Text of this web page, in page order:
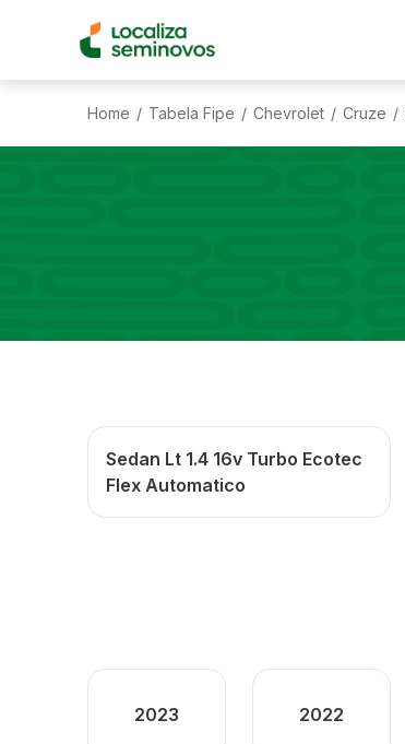
Home / Tabela Fipe / Chevrolet / Cruze /
Sedan Lt 1.4 16v Turbo Ecotec
Flex Automatico
2023 2022